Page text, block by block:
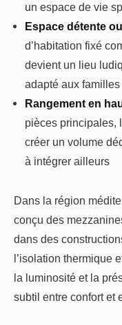
un espace de vie
Espace détente
d’habitation fixé
devient un lieu
adapté aux familles
Rangement en
pièces principales,
créer un volume
à intégrer ailleurs
Dans la région
conçu des
dans des
l’isolation thermique
la luminosité et la
subtil entre confort et